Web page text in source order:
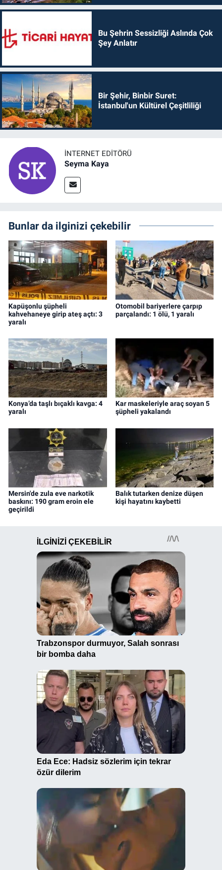
Bu Şehrin Sessizliği Aslında Çok
Şey Anlatır
Bir Şehir, Binbir Suret:
İstanbul'un Kültürel Çeşitliliği
İNTERNET EDITÖRÜ
Seyma Kaya
Bunlar da ilginizi çekebilir
Kapüşonlu şüpheli
kahvehaneye girip ateş açtı: 3
yaralı
Otomobil bariyerlere çarpıp
parçalandı: 1 ölü, 1 yaralı
Konya’da taşlı bıçaklı kavga: 4
yaralı
Kar maskeleriyle araç soyan 5
şüpheli yakalandı
Mersin'de zula eve narkotik
baskını: 190 gram eroin ele
geçirildi
Balık tutarken denize düşen
kişi hayatını kaybetti